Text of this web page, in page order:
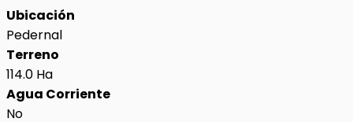
Ubicación
Pedernal
Terreno
114.0 Ha
Agua Corriente
No